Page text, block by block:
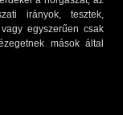
irányok, tesztek,
egyszerűen csak
mások által